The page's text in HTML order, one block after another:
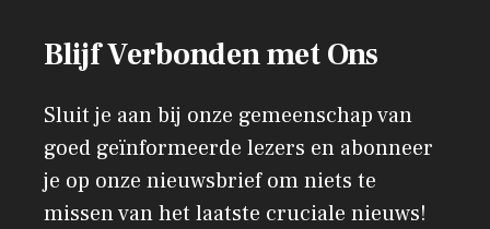
Blijf Verbonden met Ons
Sluit je aan bij onze gemeenschap van
goed geïnformeerde lezers en abonneer
je op onze nieuwsbrief om niets te
missen van het laatste cruciale nieuws!